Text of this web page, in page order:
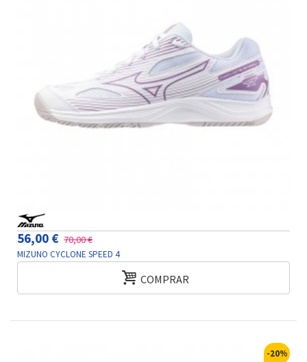
56,00 € 70,00 €
MIZUNO CYCLONE SPEED 4
COMPRAR
-20%